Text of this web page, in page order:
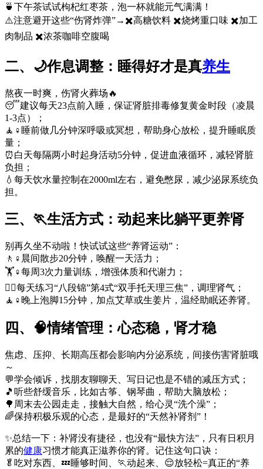
🍵下午茶试试枸杞红枣茶，泡一杯就能元气满满！
⚠️注意避开这些“伤肾炸弹”→✖️高糖饮料 ✖️烧烤重口味 ✖️加工
肉制品 ✖️浓茶咖啡空腹喝
二、🌙作息调整：睡得好才是真养生
熬夜一时爽，伤肾火葬场🔥
😴建议每天23点前入睡，保证肾脏排毒修复黄金时段（凌晨
1-3点）；
🧘♀️睡前做几分钟深呼吸或冥想，帮助身心放松，提升睡眠质
量；
⏰白天每隔两小时起身活动5分钟，促进血液循环，减轻肾脏
负担；
💧每天饮水量控制在2000ml左右，避免憋尿，减少泌尿系统负
担。
三、🏃生活方式：动起来比躺平更养肾
别再久坐不动啦！快试试这些“养肾运动”：
🚶♀️晨间散步20分钟，唤醒一天活力；
🏋️♀️每周3次力量训练，增强体质和代谢力；
🧘‍♂️每天练习“八段锦”第4式“双手托天理三焦”，调理肾气；
🧘♀️晚上泡脚15分钟，加点艾草或生姜片，温经助眠还养肾。
四、🧠情绪管理：心态稳，肾才稳
焦虑、压抑、长期高压都会影响内分泌系统，间接伤害肾脏哦
～
💬学会倾诉，找朋友聊聊天、写日记也是不错的减压方式；
🎵听些舒缓音乐，比如古筝、钢琴曲，帮助大脑放松；
🌳周末去公园走走，接触大自然，给心灵“洗个澡”；
🌈保持积极乐观的心态，是最好的“天然补肾剂”！
✨总结一下：补肾没有捷径，也没有“最快方法”，只有日积月
累的健康习惯才能真正滋养你的肾。记住这句口诀：
🥬吃对东西、💤睡够时间、🏃动起来、😌放轻松=真正的“养